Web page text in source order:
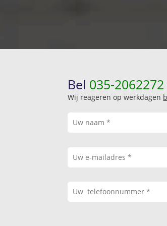
Bel 035-2062272
Wij reageren op werkdagen